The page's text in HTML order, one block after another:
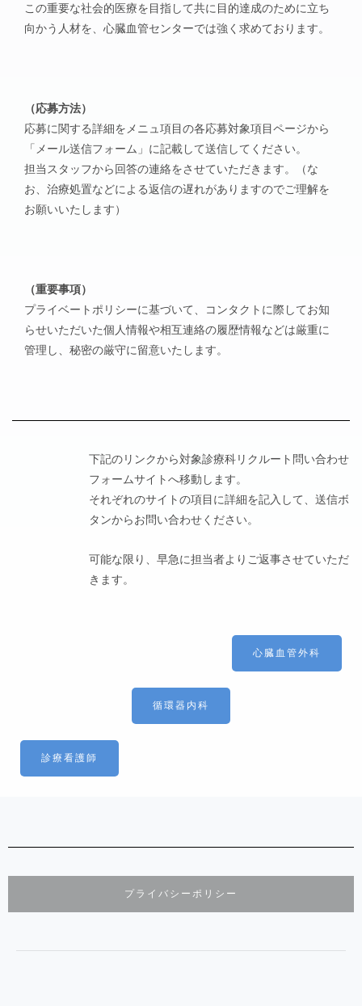
この重要な社会的医療を目指して共に目的達成のために立ち
向かう人材を、心臓血管センターでは強く求めております。
（応募方法）
応募に関する詳細をメニュ項目の各応募対象項目ページから
「メール送信フォーム」に記載して送信してください。
担当スタッフから回答の連絡をさせていただきます。
（な
お、治療処置などによる返信の遅れがありますのでご理解を
お願いいたします）
（重要事項）
プライベートポリシーに基づいて、コンタクトに際してお知
らせいただいた個人情報や相互連絡の履歴情報などは厳重に
管理し、秘密の厳守に留意いたします。
下記のリンクから対象診療科リクルート問い合わせ
フォームサイトへ移動します。
それぞれのサイトの項目に詳細を記入して、送信ボ
タンからお問い合わせください。
可能な限り、早急に担当者よりご返事させていただ
きます。
心臓血管外科
循環器内科
診療看護師
プライバシーポリシー